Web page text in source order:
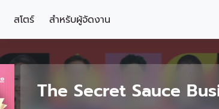
สโตร์ สำหรับผู้จัดงาน
The Secret Sauce